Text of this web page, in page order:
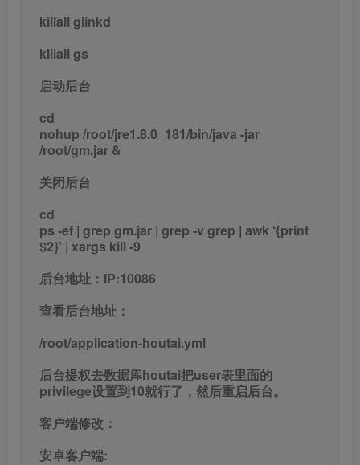
killall glinkd
killall gs
启动后台
cd
nohup /root/jre1.8.0_181/bin/java -jar
/root/gm.jar &
关闭后台
cd
ps -ef | grep gm.jar | grep -v grep | awk ‘{print
$2}’ | xargs kill -9
后台地址：IP:10086
查看后台地址：
/root/application-houtai.yml
后台提权去数据库houtai把user表里面的
privilege设置到10就行了，然后重启后台。
客户端修改：
安卓客户端: